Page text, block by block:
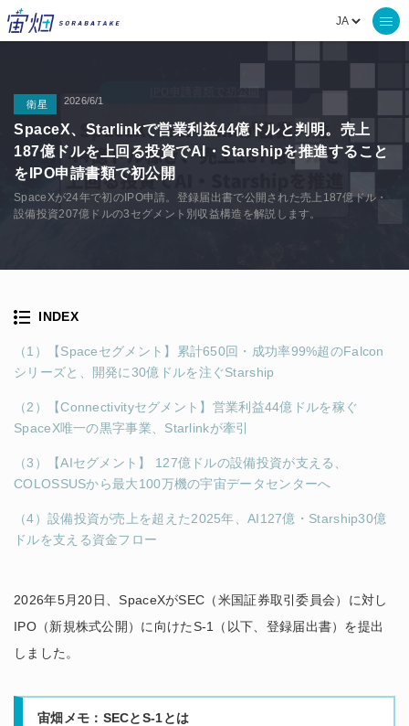
衛星 2026/6/1
SpaceX、Starlinkで営業利益44億ドルと判明。売上
187億ドルを上回る投資でAI・Starshipを推進すること
をIPO申請書類で初公開
SpaceXが24年で初のIPO申請。登録届出書で公開された売上187億ドル・
設備投資207億ドルの3セグメント別収益構造を解説します。
2026年5月20日、SpaceXがSEC（米国証券取引委員会）に対し
IPO（新規株式公開）に向けたS-1（以下、登録届出書）を提出
しました。
宙畑メモ：SECとS-1とは
INDEX
（1）【Spaceセグメント】累計650回・成功率99%超のFalcon
シリーズと、開発に30億ドルを注ぐStarship
（2）【Connectivityセグメント】営業利益44億ドルを稼ぐ
SpaceX唯一の黒字事業、Starlinkが牽引
（3）【AIセグメント】 127億ドルの設備投資が支える、
COLOSSUSから最大100万機の宇宙データセンターへ
（4）設備投資が売上を超えた2025年、AI127億・Starship30億
ドルを支える資金フロー